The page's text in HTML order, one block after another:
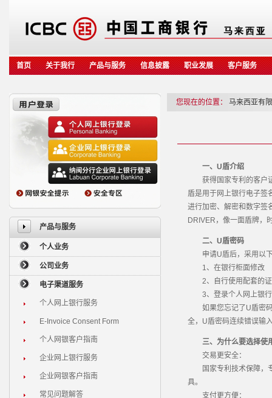
首页 关于我行 产品与服务 信息披露 职业发展 客户服务
产品与服务
个人业务
公司业务
电子渠道服务
个人网上银行服务
E-Invoice Consent Form
个人网银客户指南
企业网上银行服务
企业网银客户指南
常见问题解答
您现在的位置： 马来西亚有
一、U盾介绍
获得国家专利的客户证
盾是用于网上银行电子签
进行加密、解密和数字签
DRIVER，像一面盾牌，
二、U盾密码
申请U盾后，采用以下
1、在银行柜面修改
2、自行使用配套的证
3、登录个人网上银行
如果您忘记了U盾密码
全，U盾密码连续错误输
三、为什么要选择使
交易更安全：
国家专利技术保障，专
具。
支付更方便：